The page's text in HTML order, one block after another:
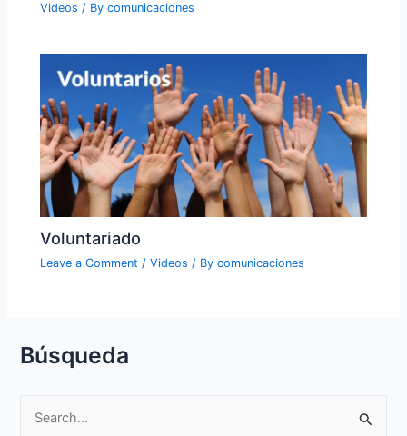
Videos / Bycomunicaciones
Voluntariado
Leave a Comment /Videos / Bycomunicaciones
Búsqueda